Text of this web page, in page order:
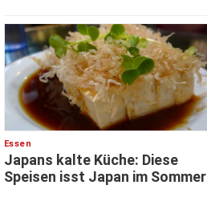
Essen
Japans kalte Küche: Diese
Speisen isst Japan im Sommer